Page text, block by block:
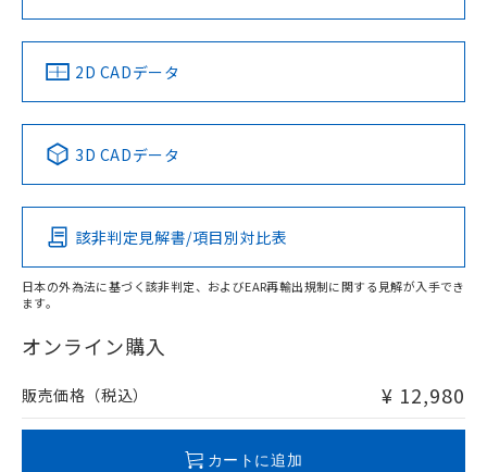
以上、n: 54mm以上
検出領域
ソフトウェアの使用条件
中国 RoHS 注意事項・凡例
Pb Hg Cd Cr(VI)
O
在庫等で未対応品が混在する可能性があります。
問い合わせください。
LR型式承認
（イギリス
船舶規格）
DNV型式承認
（ノルウェー
BV型式承認
（フランス
KR型式
（韓国
No No No No
この製品の規格認証/適合状況ページへ
その他の認証はこちらのページからご検索ください
2D CADデータ
3D CADデータ
該非判定見解書/項目別対比表
日本の外為法に基づく該非判定、およびEAR再輸出規制に関する見解が入手でき
ます。
オンライン購入
販売価格（税込） ¥ 12,980
カートに追加